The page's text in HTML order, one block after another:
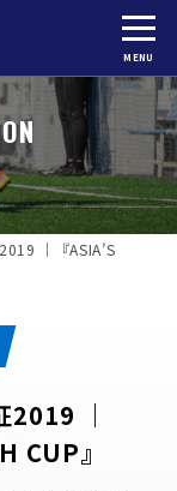
MENU
｜『ASIA’S
2019 ｜
CUP』